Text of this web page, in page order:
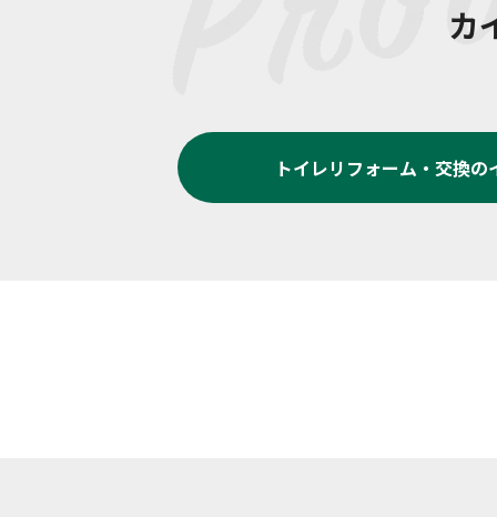
カ
トイレリフォーム・交換の